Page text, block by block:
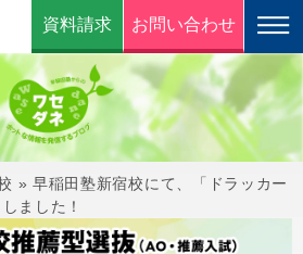
資料請求 お問い合わせ
» 早稲田塾新宿校にて、「ドラッカー
ました！